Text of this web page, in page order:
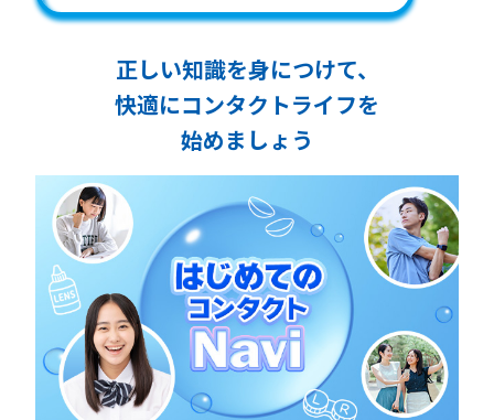
正しい知識を身につけて、
快適にコンタクトライフを
始めましょう